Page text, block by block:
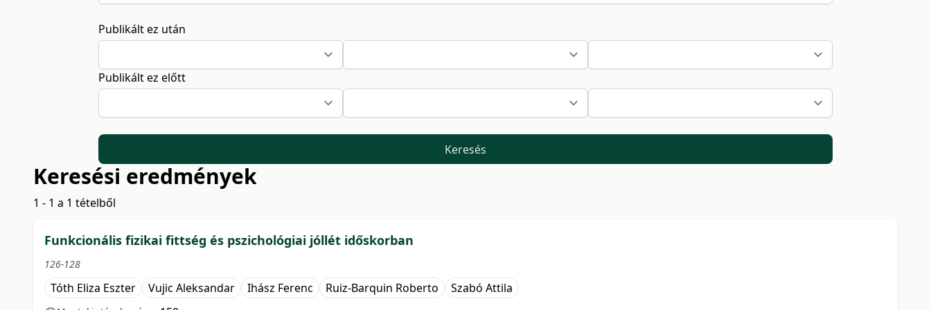
Publikált ez után
Publikált ez előtt
Keresés
Keresési eredmények
1 - 1 a 1 tételből
Funkcionális fizikai fittség és pszichológiai jóllét időskorban
126-128
Tóth Eliza Eszter Vujic Aleksandar Ihász Ferenc Ruiz-Barquin Roberto Szabó Attila